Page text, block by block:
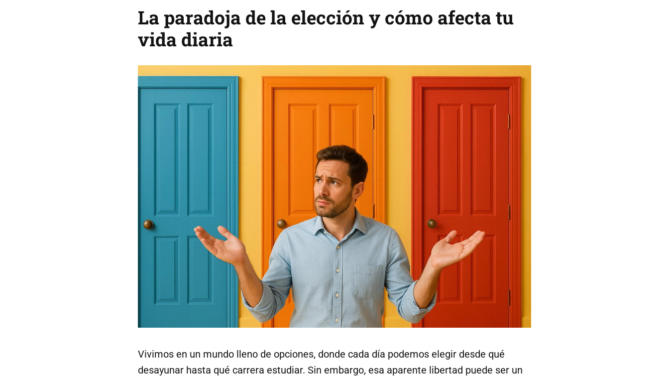
La paradoja de la elección y cómo afecta tu
vida diaria
Vivimos en un mundo lleno de opciones, donde cada día podemos elegir desde qué
desayunar hasta qué carrera estudiar. Sin embargo, esa aparente libertad puede ser un